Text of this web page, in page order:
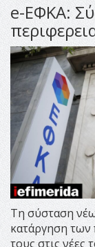
e-ΕΦΚΑ:
Τη σύσταση
κατάργηση
τους στις νέες